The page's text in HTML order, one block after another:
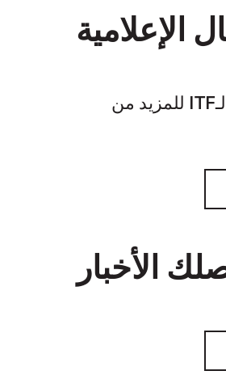
الإعلامية
تواصل مع خبراء الـITF للمزيد من
الأخبار